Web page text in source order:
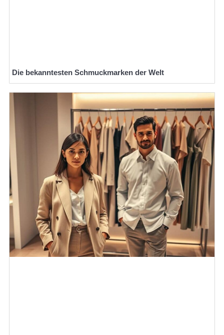
Die bekanntesten Schmuckmarken der Welt